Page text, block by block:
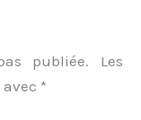
publiée.
Les
*